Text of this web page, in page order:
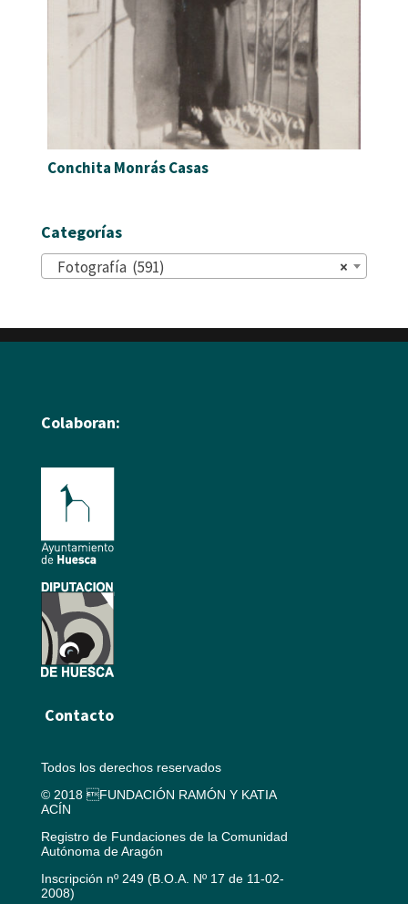
Conchita Monrás Casas
Categorías
×
Fotografía (591)
Colaboran:
Contacto
Todos los derechos reservados
© 2018 FUNDACIÓN RAMÓN Y KATIA
ACÍN
Registro de Fundaciones de la Comunidad
Autónoma de Aragón
Inscripción nº 249 (B.O.A. Nº 17 de 11-02-
2008)